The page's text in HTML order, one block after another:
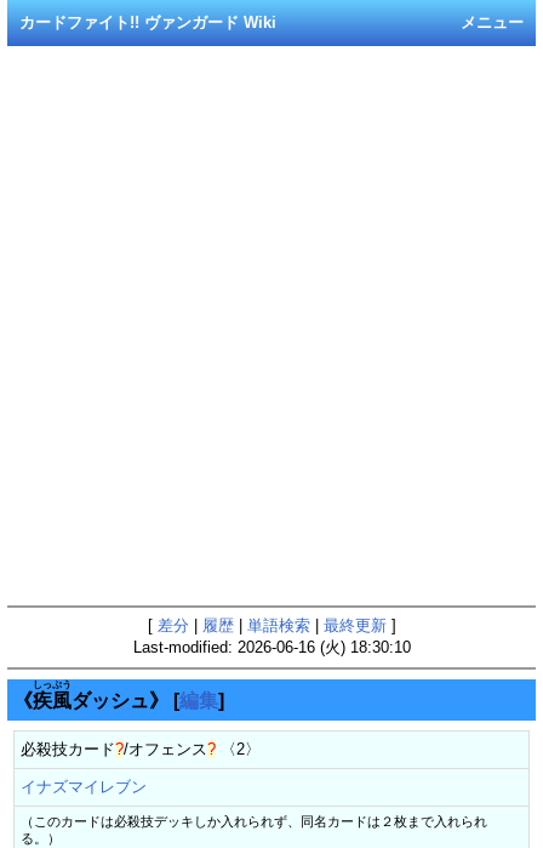
メニュー
カードファイト!! ヴァンガード Wiki
[ 差分 履歴| 単語検索| 最終更新]
Last-modified: 2026-06-16 (火) 18:30:10
《疾
しっ
風
ぷう
ダッシュ》 [編集]
必殺技カード?/オフェンス? 〈2〉
イナズマイレブン
（このカードは必殺技デッキしか入れられず、同名カードは２枚まで入れられ
る。）